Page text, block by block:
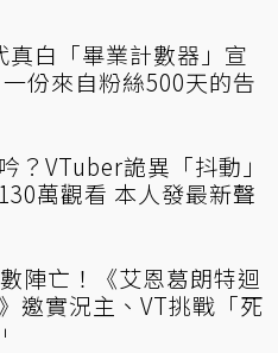
真白「畢業計數器」宣
份來自粉絲500天的告
？VTuber詭異「抖動」
萬觀看 本人發最新聲
陣亡！《艾恩葛朗特迴
邀實況主、VT挑戰「死